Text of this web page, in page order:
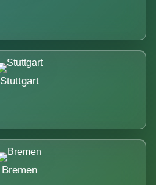
Stuttgart
Bremen